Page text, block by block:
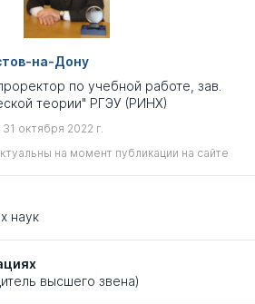
на-Дону
по учебной работе, зав.
теории" РГЭУ (РИНХ)
октября 2022 г.
на момент публикации на сайте
наук
высшего звена)